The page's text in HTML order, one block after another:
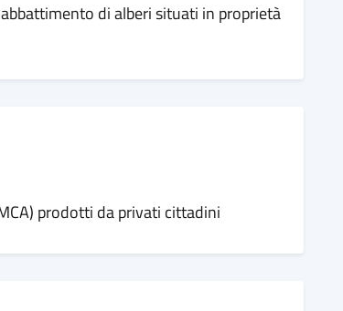
di alberi situati in proprietà
prodotti da privati cittadini